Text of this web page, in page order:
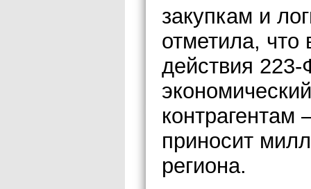
закупкам и
отметила, что
действия
контрагентам
приносит
региона.